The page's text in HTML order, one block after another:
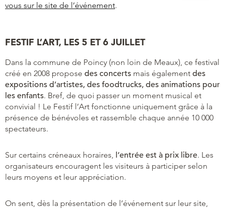
vous sur le site de l’événement.
FESTIF L’ART, LES 5 ET 6 JUILLET
Dans la commune de Poincy (non loin de Meaux), ce festival
créé en 2008 propose des concerts mais également des
expositions d’artistes, des foodtrucks, des animations pour
les enfants. Bref, de quoi passer un moment musical et
convivial ! Le Festif l’Art fonctionne uniquement grâce à la
présence de bénévoles et rassemble chaque année 10 000
spectateurs.
Sur certains créneaux horaires, l’entrée est à prix libre. Les
organisateurs encouragent les visiteurs à participer selon
leurs moyens et leur appréciation.
On sent, dès la présentation de l’événement sur leur site,